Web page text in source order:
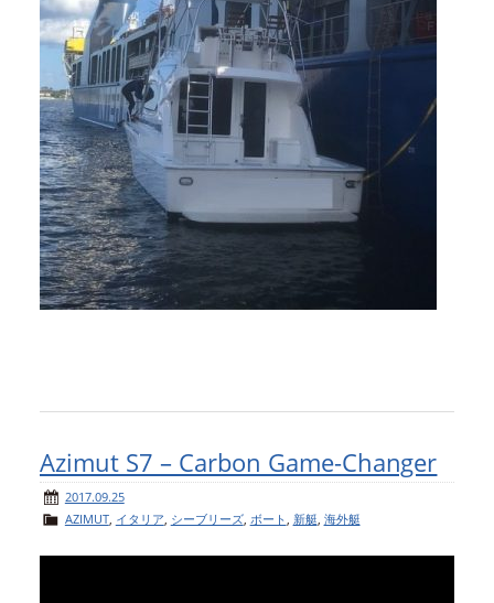
Azimut S7 – Carbon Game-Changer
2017.09.25
AZIMUT, イタリア, シーブリーズ, ボート, 新艇, 海外艇